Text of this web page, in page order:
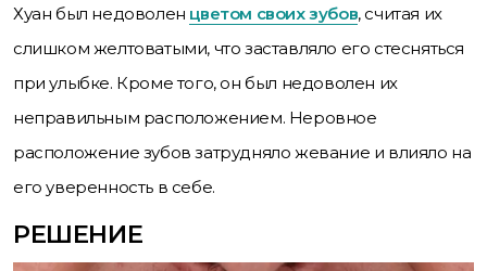
Хуан был недоволен цветом своих зубов, считая их
слишком желтоватыми, что заставляло его стесняться
при улыбке. Кроме того, он был недоволен их
неправильным расположением. Неровное
расположение зубов затрудняло жевание и влияло на
его уверенность в себе.
РЕШЕНИЕ